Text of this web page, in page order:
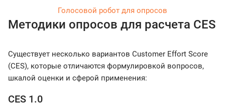
Голосовой робот для опросов
Методики опросов для расчета CES
Существует несколько вариантов Customer Effort Score
(CES), которые отличаются формулировкой вопросов,
шкалой оценки и сферой применения:
CES 1.0